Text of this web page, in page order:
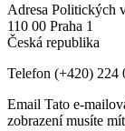
Adresa Politických
110 00 Praha 1
Česká republika
Telefon (+420) 224
Email Tato e-
zobrazení musíte